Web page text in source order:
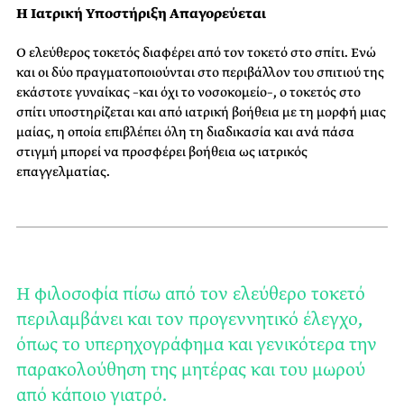
Η Ιατρική Υποστήριξη Απαγορεύεται
Ο ελεύθερος τοκετός διαφέρει από τον τοκετό στο σπίτι. Ενώ
και οι δύο πραγματοποιούνται στο περιβάλλον του σπιτιού της
εκάστοτε γυναίκας –και όχι το νοσοκομείο–, ο τοκετός στο
σπίτι υποστηρίζεται και από ιατρική βοήθεια με τη μορφή μιας
μαίας, η οποία επιβλέπει όλη τη διαδικασία και ανά πάσα
στιγμή μπορεί να προσφέρει βοήθεια ως ιατρικός
επαγγελματίας.
Η φιλοσοφία πίσω από τον ελεύθερο τοκετό
περιλαμβάνει και τον προγεννητικό έλεγχο,
όπως το υπερηχογράφημα και γενικότερα την
παρακολούθηση της μητέρας και του μωρού
από κάποιο γιατρό.